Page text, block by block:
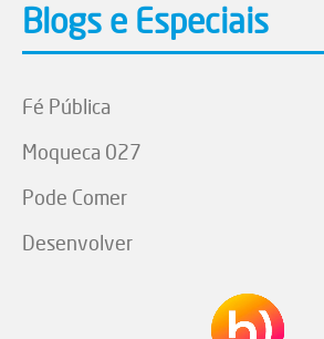
Blogs e Especiais
Fé Pública
Moqueca 027
Pode Comer
Desenvolver